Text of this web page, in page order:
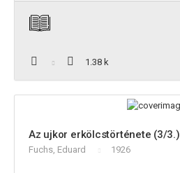
1.38 k
Az ujkor erkölcstörténete (3/3.)
Fuchs, Eduard 1926